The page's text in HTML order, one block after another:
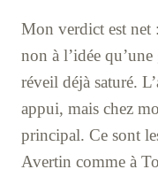
Mon verdict est net
non à l’idée
réveil déjà saturé.
appui, mais chez
principal. Ce sont
Avertin comme à